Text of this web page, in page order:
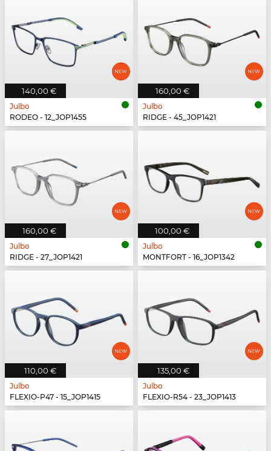
140,00 €
Julbo
RODEO - 12_JOP1455
160,00 €
Julbo
RIDGE - 45_JOP1421
160,00 €
Julbo
RIDGE - 27_JOP1421
100,00 €
Julbo
MONTFORT - 16_JOP1342
110,00 €
Julbo
FLEXIO-P47 - 15_JOP1415
135,00 €
Julbo
FLEXIO-R54 - 23_JOP1413